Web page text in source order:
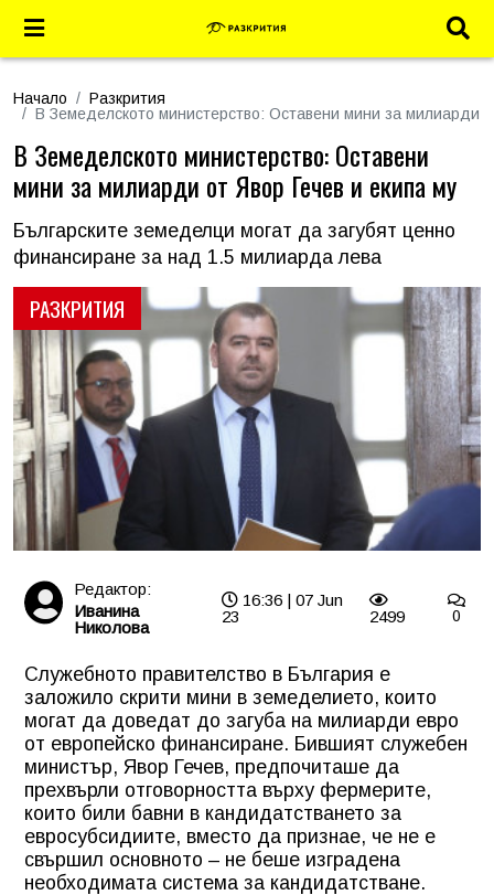
Начало
Разкрития
В Земеделското министерство: Оставени мини за милиарди
РАЗКРИТИЯ
В Земеделското министерство: Оставени
мини за милиарди от Явор Гечев и екипа му
Българските земеделци могат да загубят ценно
финансиране за над 1.5 милиарда лева
Редактор:
Иванина
Николова
16:36 | 07 Jun
23
2499 0
Служебното правителство в България е
заложило скрити мини в земеделието, които
могат да доведат до загуба на милиарди евро
от европейско финансиране. Бившият служебен
министър, Явор Гечев, предпочиташе да
прехвърли отговорността върху фермерите,
които били бавни в кандидатстването за
евросубсидиите, вместо да признае, че не е
свършил основното – не беше изградена
необходимата система за кандидатстване.